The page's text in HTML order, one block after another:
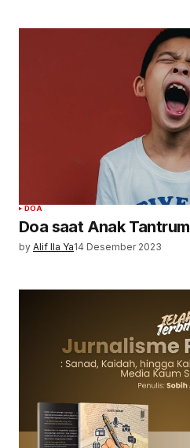
DOA
Doa saat Anak Tantrum
by Alif Ila Ya14 Desember 2023